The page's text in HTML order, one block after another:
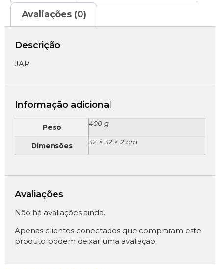
Avaliações (0)
Descrição
JAP
Informação adicional
Peso 400 g
Dimensões 32 × 32 × 2 cm
Avaliações
Não há avaliações ainda.
Apenas clientes conectados que compraram este
produto podem deixar uma avaliação.